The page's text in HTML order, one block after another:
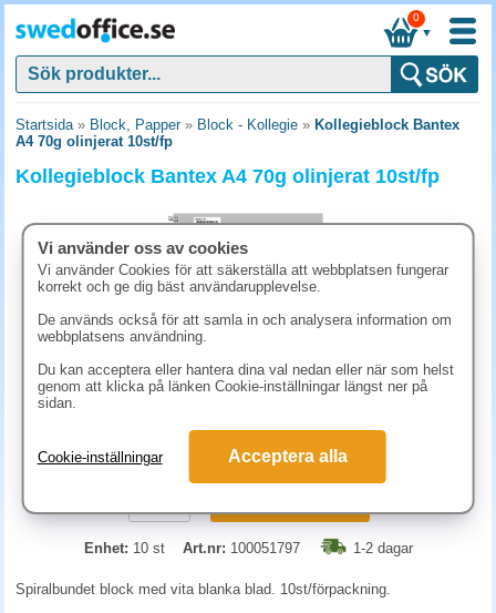
▼
0
Startsida» Block, Papper» Block - Kollegie » Kollegieblock Bantex
A4 70g olinjerat 10st/fp
Kollegieblock Bantex A4 70g olinjerat 10st/fp
298.80 kr (inkl. moms)
Enhet: 10 st Art.nr: 100051797 1-2 dagar
Spiralbundet block med vita blanka blad. 10st/förpackning.
Vi använder oss av cookies
Vi använder Cookies för att säkerställa att webbplatsen fungerar
korrekt och ge dig bäst användarupplevelse.
De används också för att samla in och analysera information om
webbplatsens användning.
Du kan acceptera eller hantera dina val nedan eller när som helst
genom att klicka på länken Cookie-inställningar längst ner på
sidan.
Cookie-inställningar Acceptera alla